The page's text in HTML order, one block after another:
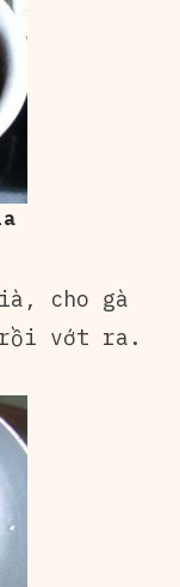
cho gà
rồi vớt ra.